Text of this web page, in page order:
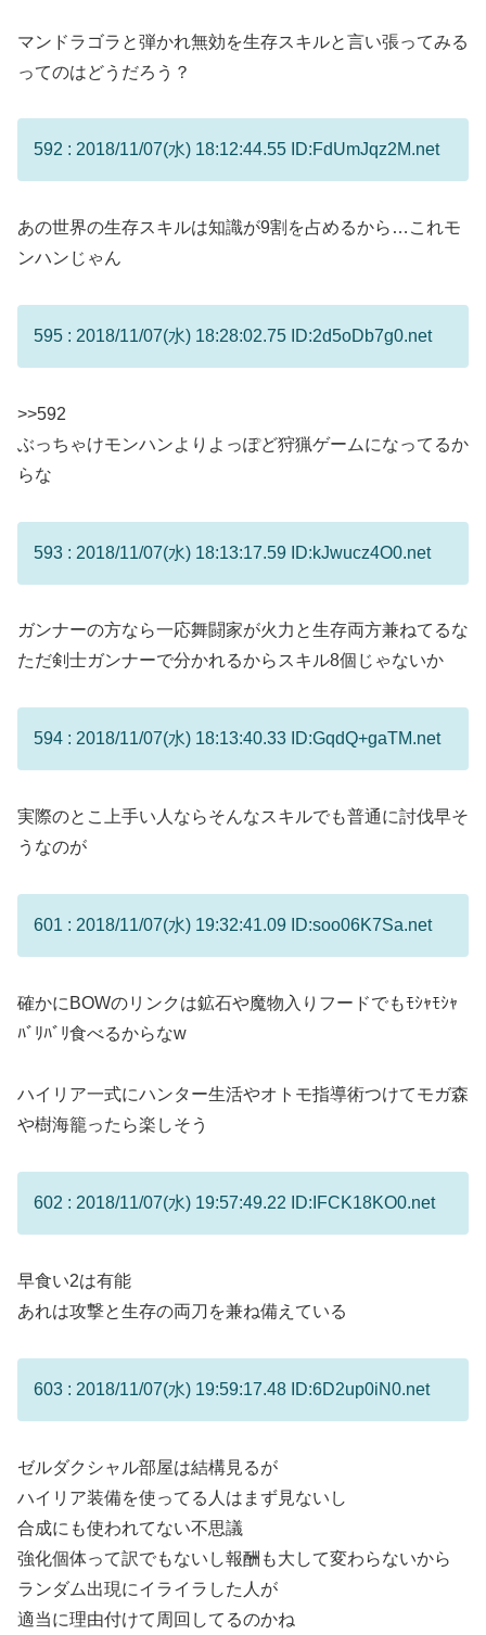
マンドラゴラと弾かれ無効を生存スキルと言い張ってみる
ってのはどうだろう？
592 : 2018/11/07(水) 18:12:44.55 ID:FdUmJqz2M.net
あの世界の生存スキルは知識が9割を占めるから…これモ
ンハンじゃん
595 : 2018/11/07(水) 18:28:02.75 ID:2d5oDb7g0.net
>>592
ぶっちゃけモンハンよりよっぽど狩猟ゲームになってるか
らな
593 : 2018/11/07(水) 18:13:17.59 ID:kJwucz4O0.net
ガンナーの方なら一応舞闘家が火力と生存両方兼ねてるな
ただ剣士ガンナーで分かれるからスキル8個じゃないか
594 : 2018/11/07(水) 18:13:40.33 ID:GqdQ+gaTM.net
実際のとこ上手い人ならそんなスキルでも普通に討伐早そ
うなのが
601 : 2018/11/07(水) 19:32:41.09 ID:soo06K7Sa.net
確かにBOWのリンクは鉱石や魔物入りフードでもﾓｼｬﾓｼｬ
ﾊﾞﾘﾊﾞﾘ食べるからなw
ハイリア一式にハンター生活やオトモ指導術つけてモガ森
や樹海籠ったら楽しそう
602 : 2018/11/07(水) 19:57:49.22 ID:IFCK18KO0.net
早食い2は有能
あれは攻撃と生存の両刀を兼ね備えている
603 : 2018/11/07(水) 19:59:17.48 ID:6D2up0iN0.net
ゼルダクシャル部屋は結構見るが
ハイリア装備を使ってる人はまず見ないし
合成にも使われてない不思議
強化個体って訳でもないし報酬も大して変わらないから
ランダム出現にイライラした人が
適当に理由付けて周回してるのかね